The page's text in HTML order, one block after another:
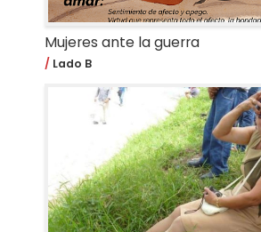
Mujeres ante la guerra
Lado B